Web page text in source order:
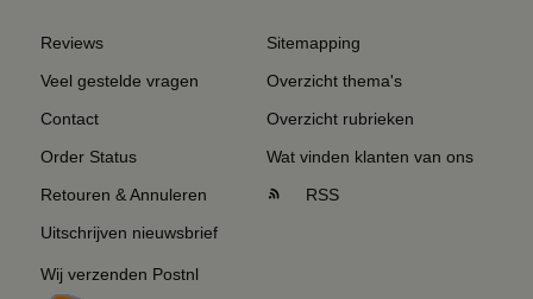
Reviews
Veel gestelde vragen
Contact
Order Status
Retouren & Annuleren
Uitschrijven nieuwsbrief
Wij verzenden Postnl
Sitemapping
Overzicht thema's
Overzicht rubrieken
Wat vinden klanten van ons
RSS